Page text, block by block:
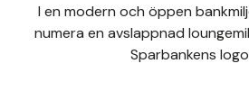
I en modern och öppen
numera en avslappnad
Sparbankens